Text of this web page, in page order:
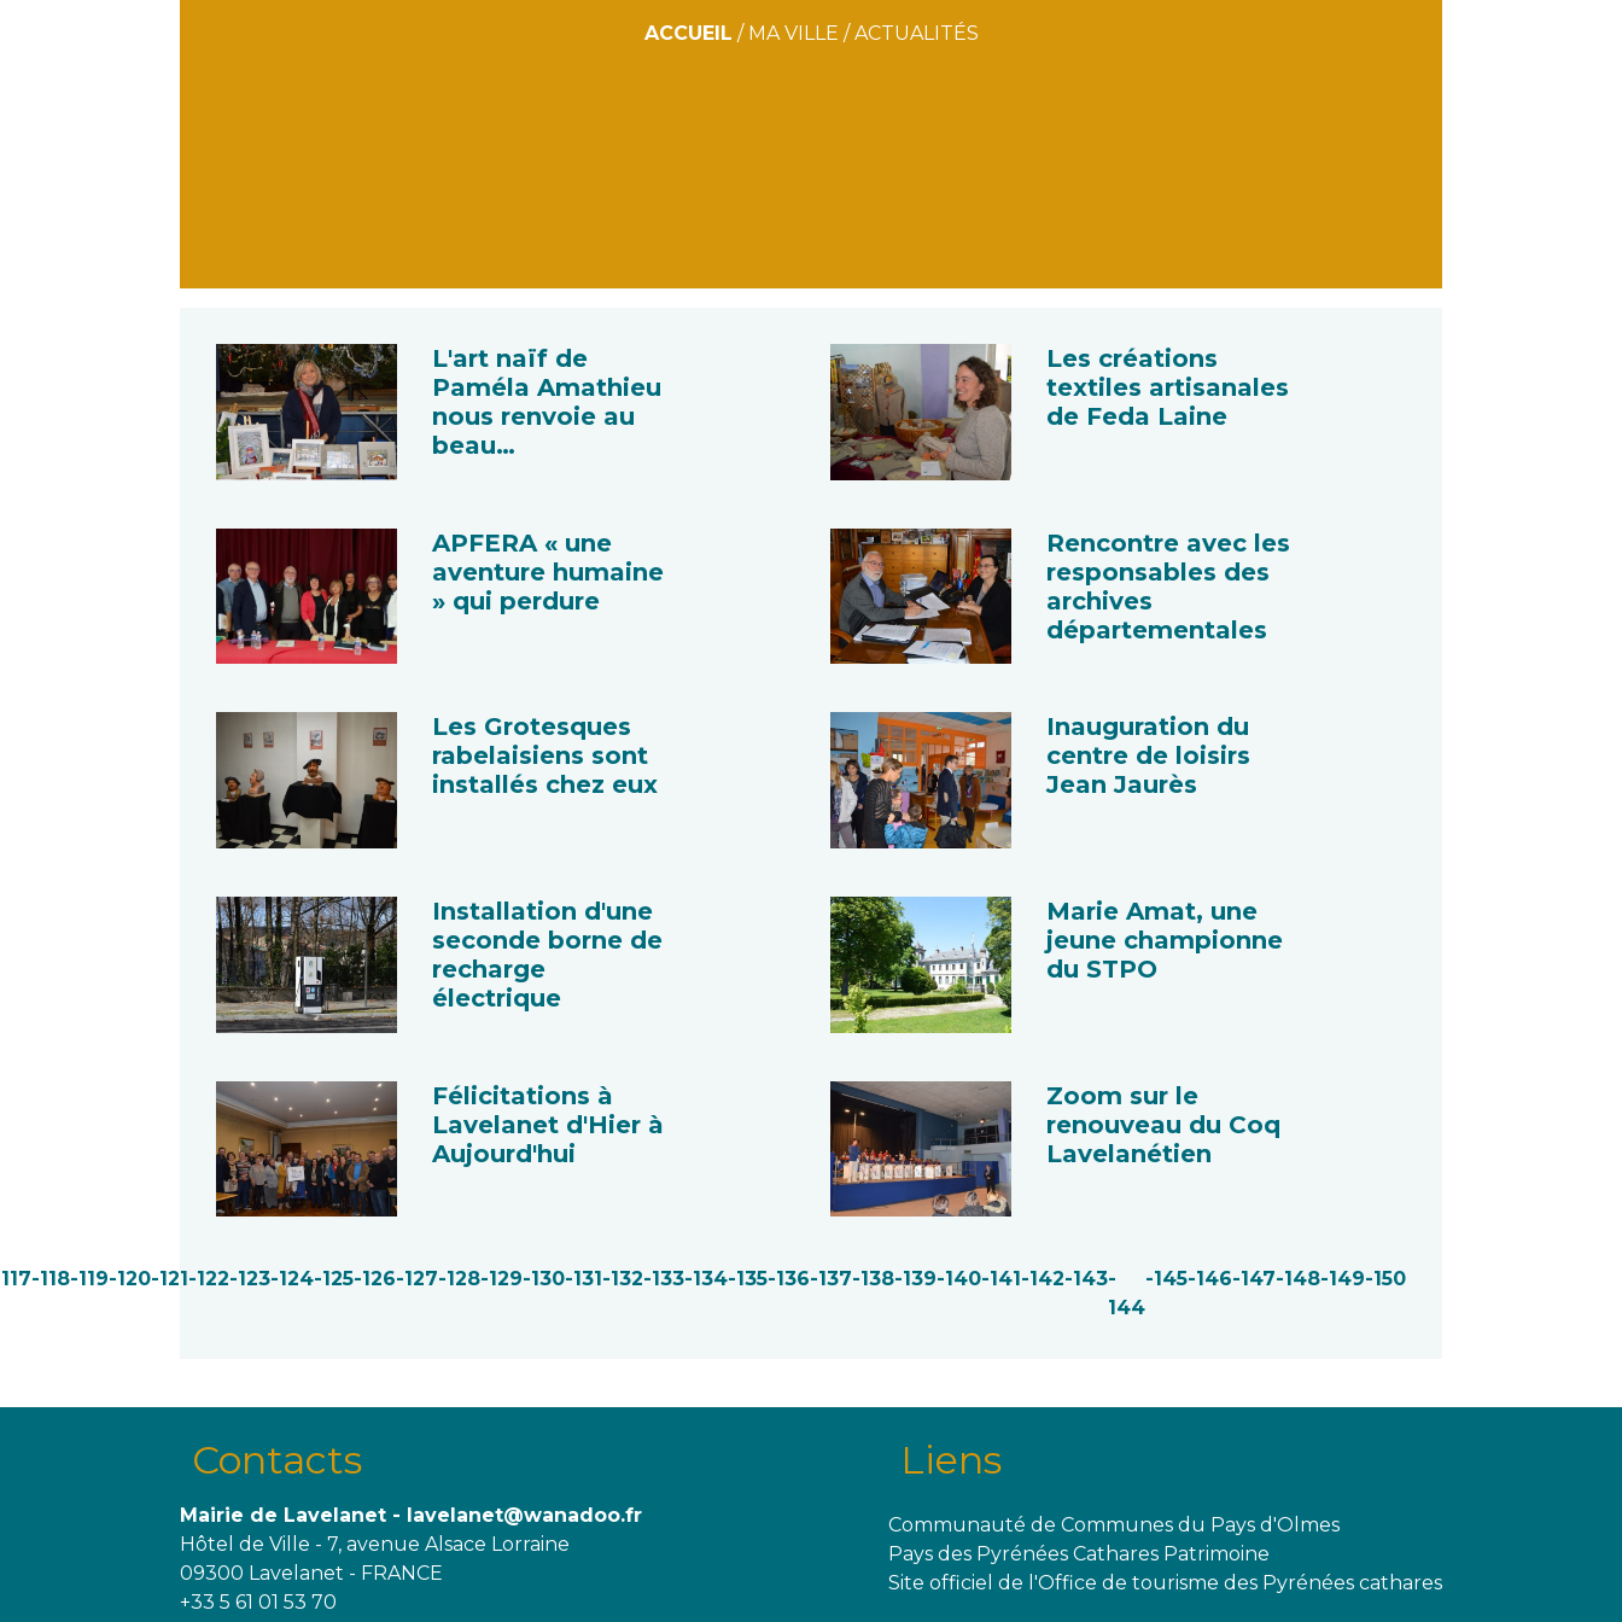
ACCUEIL / MA VILLE /ACTUALITÉS
L'art naïf de
Paméla Amathieu
nous renvoie au
beau…
Les créations
textiles artisanales
de Feda Laine
APFERA « une
aventure humaine
» qui perdure
Rencontre avec les
responsables des
archives
départementales
Les Grotesques
rabelaisiens sont
installés chez eux
Inauguration du
centre de loisirs
Jean Jaurès
Installation d'une
seconde borne de
recharge
électrique
Marie Amat, une
jeune championne
du STPO
Félicitations à
Lavelanet d'Hier à
Aujourd'hui
Zoom sur le
renouveau du Coq
Lavelanétien
-118-119-120-121 -122-123-124-125-126-127-128-129-130-131 -132-133-134-135-136-137-138-139-140-141 -142-143-
144
-145-146-147-148-149-150
Contacts
Mairie de Lavelanet - lavelanet@wanadoo.fr
Hôtel de Ville - 7, avenue Alsace Lorraine
09300 Lavelanet - FRANCE
+33 5 61 01 53 70
Liens
Communauté de Communes du Pays d'Olmes
Pays des Pyrénées Cathares Patrimoine
Site officiel de l'Office de tourisme des Pyrénées cathares